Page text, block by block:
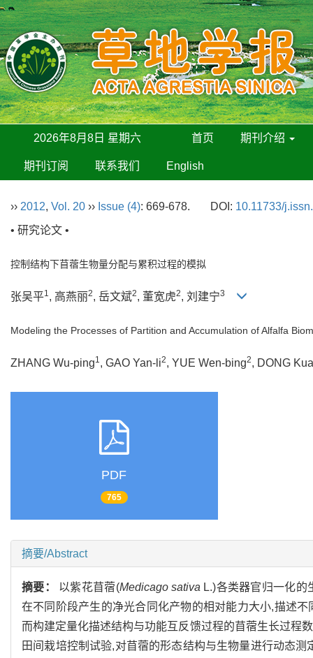
2026年8月8日 星期六 首页 期刊介绍
期刊订阅 联系我们 English
›› 2012, Vol. 20 ›› Issue (4): 669-678. DOI: 10.11733/
• 研究论文 •
控制结构下苜蓿生物量分配与累积过程的模拟
张吴平1, 高燕丽2, 岳文斌2, 董宽虎2, 刘建宁3
Modeling the Processes of Partition and Accumulation of Alfalfa
ZHANG Wu-ping1, GAO Yan-li2, YUE Wen-bing2, DONG
PDF
765
摘要/Abstract
摘要： 以紫花苜蓿(Medicago sativa L.)各类器官归一化
在不同阶段产生的净光合同化产物的相对能力大小,描述
而构建定量化描述结构与功能互反馈过程的苜蓿生长过程
田间栽培控制试验,对苜蓿的形态结构与生物量进行动态